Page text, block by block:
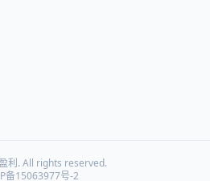
利. All rights reserved.
备15063977号-2